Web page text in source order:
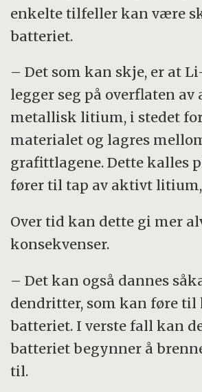
enkelte tilfeller kan være
batteriet.
– Det som kan skje, er at
legger seg på overflaten av
metallisk litium, i stedet
materialet og lagres
grafittlagene. Dette kalles
fører til tap av aktivt
Over tid kan dette gi mer
konsekvenser.
– Det kan også dannes
dendritter, som kan føre
batteriet. I verste fall kan
batteriet begynner å
til.